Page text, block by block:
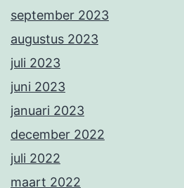
september 2023
augustus 2023
juli 2023
juni 2023
januari 2023
december 2022
juli 2022
maart 2022